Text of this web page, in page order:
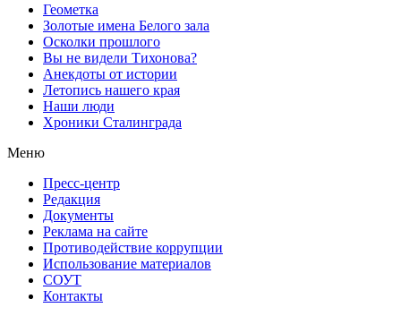
Геометка
Золотые имена Белого зала
Осколки прошлого
Вы не видели Тихонова?
Анекдоты от истории
Летопись нашего края
Наши люди
Хроники Сталинграда
Меню
Пресс-центр
Редакция
Документы
Реклама на сайте
Противодействие коррупции
Использование материалов
СОУТ
Контакты